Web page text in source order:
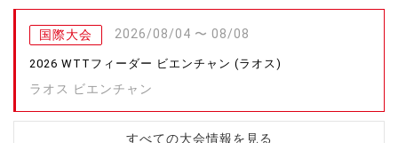
国際大会 2026/08/04 〜 08/08
2026 WTTフィーダー ビエンチャン (ラオス)
ラオス ビエンチャン
すべての大会情報を見る